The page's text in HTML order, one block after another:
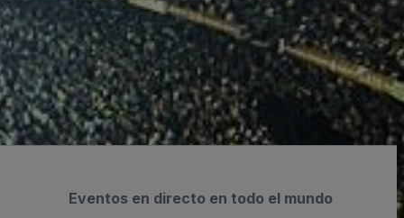
Eventos en directo en todo el mundo